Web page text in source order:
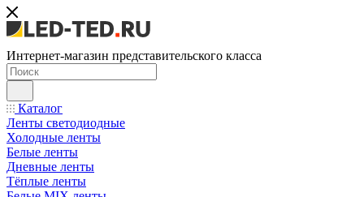
Интернет-магазин представительского класса
Каталог
Ленты светодиодные
Холодные ленты
Белые ленты
Дневные ленты
Тёплые ленты